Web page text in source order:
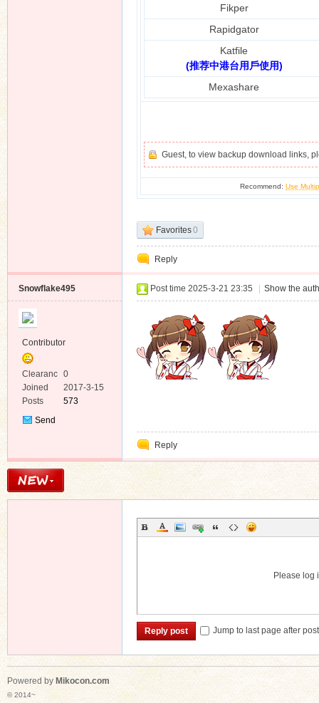
Fikper
Rapidgator
Katfile
(推荐中港台用戶使用)
Mexashare
Guest, to view backup download links,
Recommend:Use
Favorites0
Reply
Snowflake495
Contributor
Clearanc
e
0
Joined
2017-3-15
Posts
573
Send
Post time 2025-3-21 23:35 Show the
Reply
Please log
Reply post Jump to last page after
Powered by Mikocon.com
© 2014~